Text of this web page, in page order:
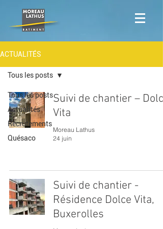
ACTUALITÉS
Tous les posts
Actualités
Recrutements
Quésaco
Tous les posts
Suivi de chantier – Dolce
Vita
Moreau Lathus
24 juin
Suivi de chantier -
Résidence Dolce Vita,
Buxerolles